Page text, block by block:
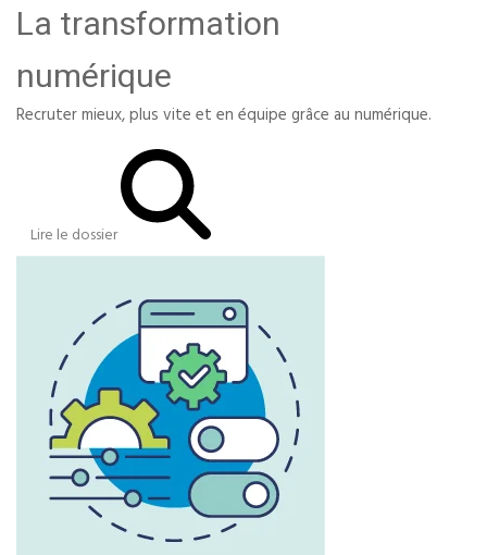
La transformation
numérique
Recruter mieux, plus vite et en équipe grâce au numérique.
Lire le dossier